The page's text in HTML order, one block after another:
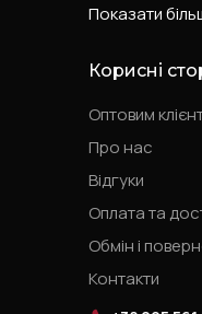
Показати
Корисні
Оптовим
Про нас
Відгуки
Оплата та
Обмін і
Контакти